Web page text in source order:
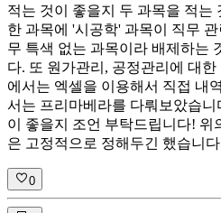
적는 것이 좋을지 두 과목을 적는
한 과목에 '시공학' 과목이 직무
무 특색 없는 과목이라 배제하는
다. 또 원가관리, 공정관리에 대
에서는 엑셀을 이용해서 직접 내
서는 프리마베라를 다뤄보았습
이 좋을지 조언 부탁드립니다! 위
은 고정적으로 정해두긴 했습니
0